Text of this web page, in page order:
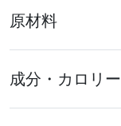
原材料
成分・カロリー